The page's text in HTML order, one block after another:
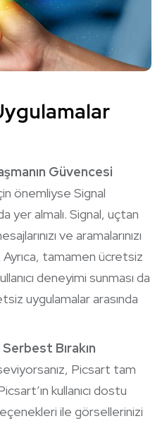
Güvencesi
önemliyse Signal
yer almalı. Signal, uçtan
ve aramalarınızı
Ayrıca, tamamen ücretsiz
deneyimi sunması da
uygulamalar arasında
Serbest Bırakın
Picsart tam
kullanıcı dostu
ile görsellerinizi